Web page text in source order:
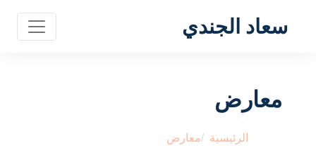
سعاد الجندي
معارض
الرئيسية معارض